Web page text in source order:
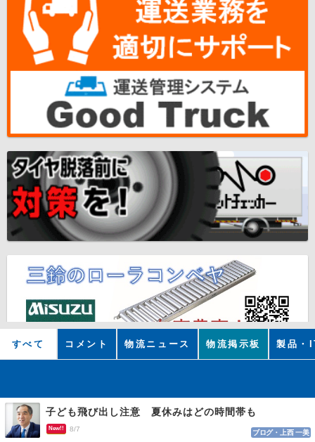
すべて コメント 物流ニュース 物流掲示板 製品・
子ども飛び出し注意 夏休みはどの時間帯も
New!! 8/7 ブログ・上西 一美